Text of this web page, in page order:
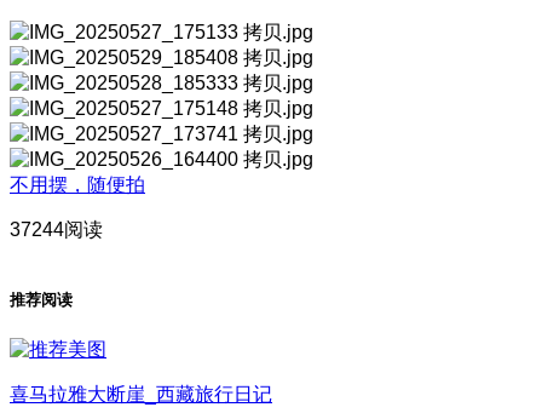
不用摆，随便拍
37244阅读
推荐阅读
喜马拉雅大断崖_西藏旅行日记